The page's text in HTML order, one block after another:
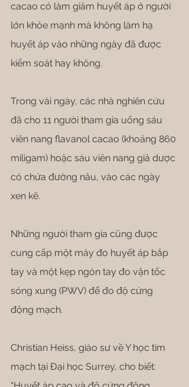
cacao có làm giảm huyết áp ở người
lớn khỏe mạnh mà không làm hạ
huyết áp vào những ngày đã được
kiểm soát hay không.
Trong vài ngày, các nhà nghiên cứu
đã cho 11 người tham gia uống sáu
viên nang flavanol cacao (khoảng 860
miligam) hoặc sáu viên nang giả dược
có chứa đường nâu, vào các ngày
xen kẽ.
Những người tham gia cũng được
cung cấp một máy đo huyết áp bắp
tay và một kẹp ngón tay đo vận tốc
sóng xung (PWV) để đo độ cứng
động mạch.
Christian Heiss, giáo sư về Y học tim
mạch tại Đại học Surrey, cho biết: